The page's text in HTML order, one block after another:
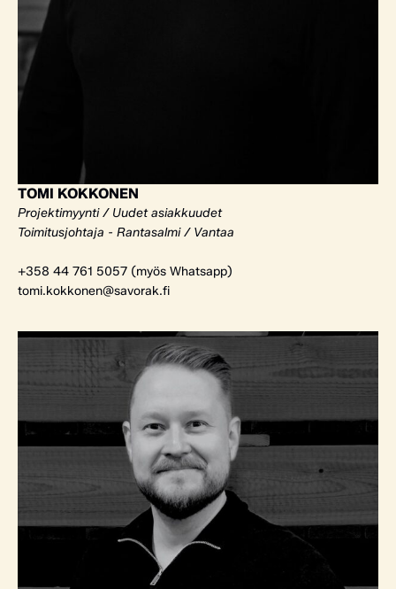
TOMI KOKKONEN
Projektimyynti / Uudet asiakkuudet
Toimitusjohtaja - Rantasalmi / Vantaa
+358 44 761 5057 (myös Whatsapp)
tomi.kokkonen@savorak.fi